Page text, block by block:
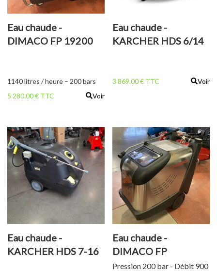
Eau chaude -
DIMACO FP 19200
1140 litres / heure – 200 bars
5 280.00 € TTC
Voir
Eau chaude -
KARCHER HDS 6/14
3 869.00 € TTC Voir
Eau chaude -
KARCHER HDS 7-16
Eau chaude -
DIMACO FP
PREMIUM 15200
Pression 200 bar - Débit 900